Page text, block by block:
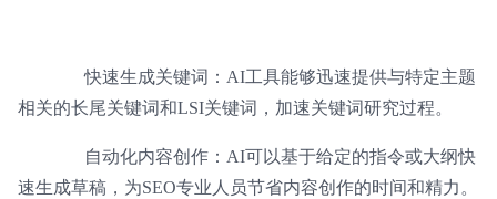
快速生成关键词：AI工具能够迅速提供与特定主题
相关的长尾关键词和LSI关键词，加速关键词研究过程。
自动化内容创作：AI可以基于给定的指令或大纲快
速生成草稿，为SEO专业人员节省内容创作的时间和精力。